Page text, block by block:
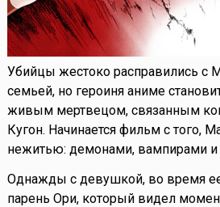
Убийцы жестоко расправились с
семьей, но героиня аниме
живым мертвецом, связанным
Кугон. Начинается фильм с того,
нежитью: демонами, вампирами и
Однажды с девушкой, во время ее
парень Ори, который видел